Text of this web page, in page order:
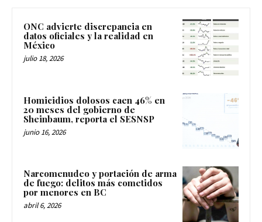
ONC advierte discrepancia en
datos oficiales y la realidad en
México
julio 18, 2026
Homicidios dolosos caen 46% en
20 meses del gobierno de
Sheinbaum, reporta el SESNSP
junio 16, 2026
Narcomenudeo y portación de arma
de fuego: delitos más cometidos
por menores en BC
abril 6, 2026